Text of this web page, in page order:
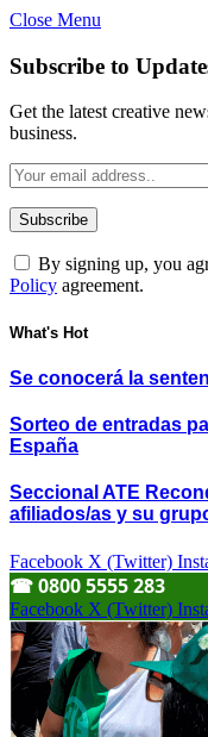
Close Menu
Subscribe to
Get the latest creative
business.
By signing up, you
Policy agreement.
What's Hot
Se conocerá la
Sorteo de entradas
España
Seccional ATE
afiliados/as y su
Facebook X (Twitter)
☎︎ 0800 5555 283
Facebook X (Twitter)